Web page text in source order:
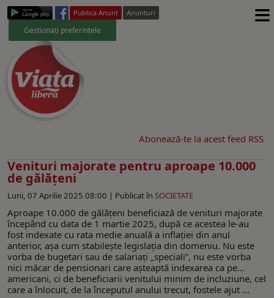
Publica Anunt Anunturi
Gestionați preferințele ≡
Abonează-te la acest feed RSS
Venituri majorate pentru aproape 10.000
de gălățeni
Luni, 07 Aprilie 2025 08:00 | Publicat în SOCIETATE
Aproape 10.000 de gălățeni beneficiază de venituri majorate
începând cu data de 1 martie 2025, după ce acestea le-au
fost indexate cu rata medie anuală a inflației din anul
anterior, așa cum stabilește legislația din domeniu. Nu este
vorba de bugetari sau de salariați „speciali”, nu este vorba
nici măcar de pensionari care așteaptă indexarea ca pe...
americani, ci de beneficiarii venitului minim de incluziune, cel
care a înlocuit, de la începutul anului trecut, fostele ajut ...